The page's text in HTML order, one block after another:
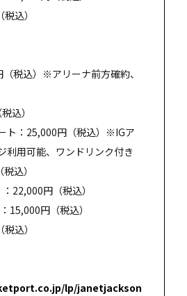
込）
（税込）※アリーナ前方確約、
込）
ト：25,000円（税込）※IGア
利用可能、ワンドリンク付き
込）
22,000円（税込）
15,000円（税込）
込）
lp/janetjackson